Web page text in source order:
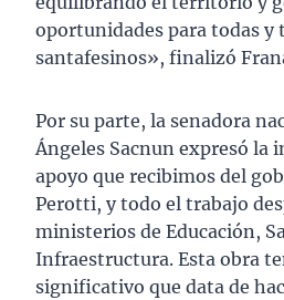
oportunidades para todas y
santafesinos», finalizó
Por su parte, la senadora
Ángeles Sacnun expresó la
apoyo que recibimos del
Perotti, y todo el trabajo
ministerios de Educación,
Infraestructura. Esta obra
significativo que data de